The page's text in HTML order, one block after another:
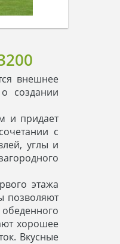
внешнее
создании
и придает
с
углы и
этажа
позволяют
хорошее
Вкусные